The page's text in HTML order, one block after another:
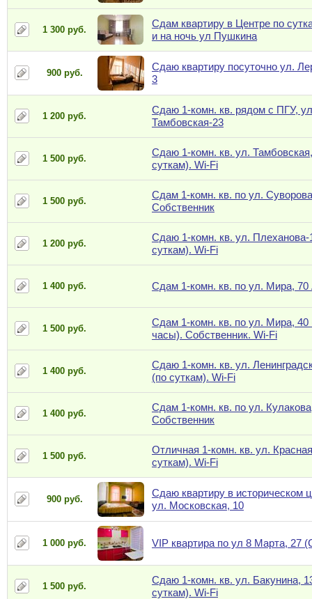
1 300 руб.
Сдам квартиру в Центре по
и на ночь ул Пушкина
900 руб.
Сдаю квартиру посуточно ул.
3
1 200 руб.
Сдаю 1-комн. кв. рядом с ПГУ,
Тамбовская-23
1 500 руб.
Сдаю 1-комн. кв. ул.
суткам). Wi-Fi
1 500 руб.
Сдам 1-комн. кв. по ул.
Собственник
1 200 руб.
Сдаю 1-комн. кв. ул. Плеханова-
суткам). Wi-Fi
1 400 руб. Сдам 1-комн. кв. по ул. Мира, 70
1 500 руб.
Сдам 1-комн. кв. по ул. Мира, 40
часы). Собственник. Wi-Fi
1 400 руб.
Сдаю 1-комн. кв. ул.
(по суткам). Wi-Fi
1 400 руб.
Сдам 1-комн. кв. по ул.
Собственник
1 500 руб.
Отличная 1-комн. кв. ул.
суткам). Wi-Fi
900 руб.
Сдаю квартиру в историческом
ул. Московская, 10
1 000 руб. VIP квартира по ул 8 Марта, 27
1 500 руб.
Сдаю 1-комн. кв. ул. Бакунина,
суткам). Wi-Fi